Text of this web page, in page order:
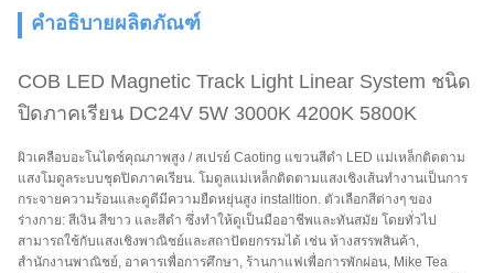
คำอธิบายผลิตภัณฑ์
COB LED Magnetic Track Light Linear System ชนิด
ปิดภาคเรียน DC24V 5W 3000K 4200K 5800K
ผิวเคลือบอะโนไดซ์คุณภาพสูง / สเปรย์ Caoting แขวนสีดำ LED แม่เหล็กติดตาม
แสงโมดูลระบบชุดปิดภาคเรียน. โมดูลแม่เหล็กติดตามแสงเชิงเส้นทำงานเป็นการ
กระจายความร้อนและดูดีมีความยืดหยุ่นสูง installtion. ตัวเลือกสีต่างๆ ของ
ร่างกาย: สีเงิน สีขาว และสีดำ ซึ่งทำให้ดูเป็นมืออาชีพและทันสมัย ​​โดยทั่วไป
สามารถใช้กับแสงเชิงพาณิชย์และสถาปัตยกรรมได้ เช่น ห้างสรรพสินค้า,
สำนักงานพาณิชย์, อาคารเพื่อการศึกษา, ร้านกาแฟเพื่อการพักผ่อน, Mike Tea